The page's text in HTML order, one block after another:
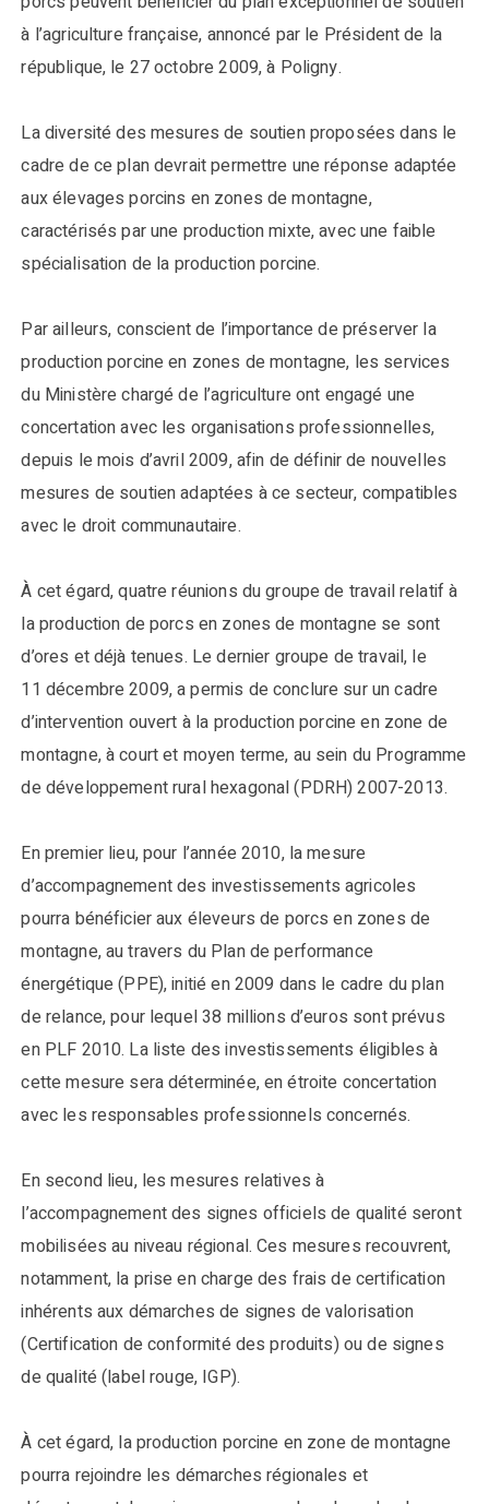
à l’agriculture française, annoncé par le Président de la
république, le 27 octobre 2009, à Poligny.
La diversité des mesures de soutien proposées dans le
cadre de ce plan devrait permettre une réponse adaptée
aux élevages porcins en zones de montagne,
caractérisés par une production mixte, avec une faible
spécialisation de la production porcine.
Par ailleurs, conscient de l’importance de préserver la
production porcine en zones de montagne, les services
du Ministère chargé de l’agriculture ont engagé une
concertation avec les organisations professionnelles,
depuis le mois d’avril 2009, afin de définir de nouvelles
mesures de soutien adaptées à ce secteur, compatibles
avec le droit communautaire.
À cet égard, quatre réunions du groupe de travail relatif à
la production de porcs en zones de montagne se sont
d’ores et déjà tenues. Le dernier groupe de travail, le
11 décembre 2009, a permis de conclure sur un cadre
d’intervention ouvert à la production porcine en zone de
montagne, à court et moyen terme, au sein du Programme
de développement rural hexagonal (PDRH) 2007-2013.
En premier lieu, pour l’année 2010, la mesure
d’accompagnement des investissements agricoles
pourra bénéficier aux éleveurs de porcs en zones de
montagne, au travers du Plan de performance
énergétique (PPE), initié en 2009 dans le cadre du plan
de relance, pour lequel 38 millions d’euros sont prévus
en PLF 2010. La liste des investissements éligibles à
cette mesure sera déterminée, en étroite concertation
avec les responsables professionnels concernés.
En second lieu, les mesures relatives à
l’accompagnement des signes officiels de qualité seront
mobilisées au niveau régional. Ces mesures recouvrent,
notamment, la prise en charge des frais de certification
inhérents aux démarches de signes de valorisation
(Certification de conformité des produits) ou de signes
de qualité (label rouge, IGP).
À cet égard, la production porcine en zone de montagne
pourra rejoindre les démarches régionales et